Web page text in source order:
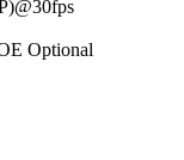
Optional